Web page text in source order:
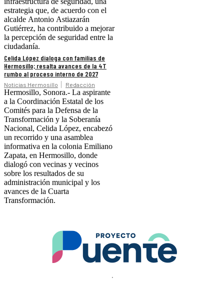
estrategia que, de acuerdo con el
alcalde Antonio Astiazarán
Gutiérrez, ha contribuido a mejorar
la percepción de seguridad entre la
ciudadanía.
Celida López dialoga con familias de
Hermosillo; resalta avances de la 4T
rumbo al proceso interno de 2027
Noticias Hermosillo Redacción
Hermosillo, Sonora.- La aspirante
a la Coordinación Estatal de los
Comités para la Defensa de la
Transformación y la Soberanía
Nacional, Celida López, encabezó
un recorrido y una asamblea
informativa en la colonia Emiliano
Zapata, en Hermosillo, donde
dialogó con vecinas y vecinos
sobre los resultados de su
administración municipal y los
avances de la Cuarta
Transformación.
.